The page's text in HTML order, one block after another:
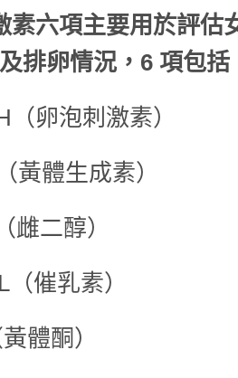
素六項主要用於評估
排卵情況，6 項包括
（卵泡刺激素）
黃體生成素）
雌二醇）
（催乳素）
體酮）